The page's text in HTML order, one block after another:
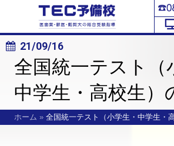
21/09/16
全国統一テスト（
中学生・高校生）
ホーム » 全国統一テスト（小学生・中学生・